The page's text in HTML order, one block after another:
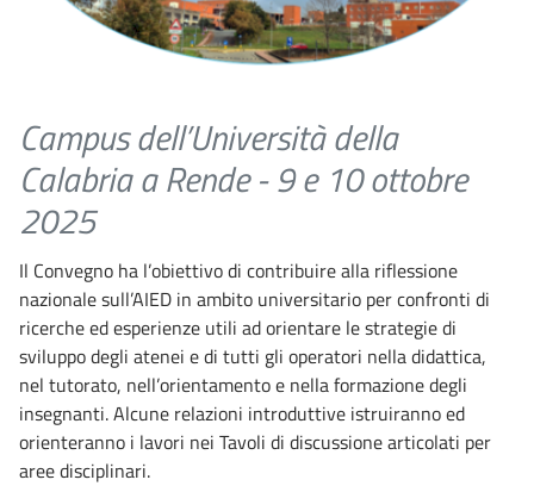
Campus dell’Università della
Calabria a Rende - 9 e 10 ottobre
2025
Il Convegno ha l’obiettivo di contribuire alla riflessione
nazionale sull’AIED in ambito universitario per confronti di
ricerche ed esperienze utili ad orientare le strategie di
sviluppo degli atenei e di tutti gli operatori nella didattica,
nel tutorato, nell’orientamento e nella formazione degli
insegnanti. Alcune relazioni introduttive istruiranno ed
orienteranno i lavori nei Tavoli di discussione articolati per
aree disciplinari.